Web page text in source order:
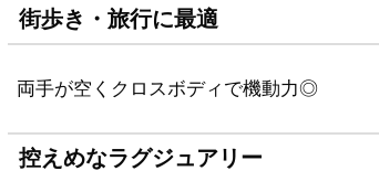
街歩き・旅行に最適
両手が空くクロスボディで機動力◎
控えめなラグジュアリー